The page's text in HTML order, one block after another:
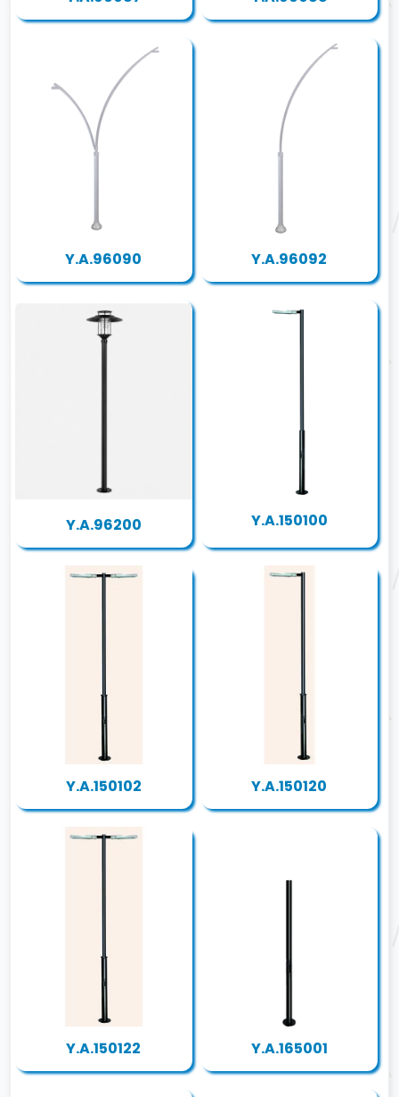
Y.A.96090 Y.A.96092
Y.A.96200 Y.A.150100
Y.A.150102 Y.A.150120
Y.A.150122 Y.A.165001